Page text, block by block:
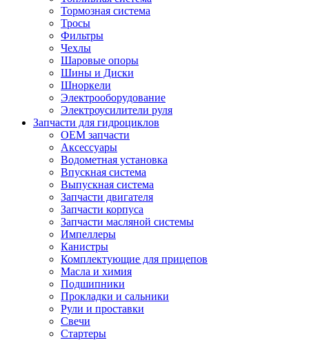
Тормозная система
Тросы
Фильтры
Чехлы
Шаровые опоры
Шины и Диски
Шноркели
Электрооборудование
Электроусилители руля
Запчасти для гидроциклов
OEM запчасти
Аксессуары
Водометная установка
Впускная система
Выпускная система
Запчасти двигателя
Запчасти корпуса
Запчасти масляной системы
Импеллеры
Канистры
Комплектующие для прицепов
Масла и химия
Подшипники
Прокладки и сальники
Рули и проставки
Свечи
Стартеры